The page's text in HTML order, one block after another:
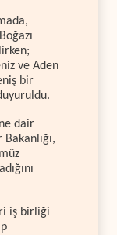
ve Aden
bir
dair
iş birliği